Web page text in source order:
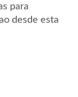
para
desde esta